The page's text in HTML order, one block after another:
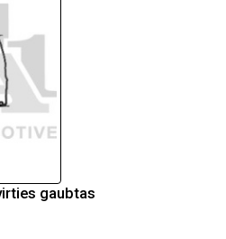
gaubtas